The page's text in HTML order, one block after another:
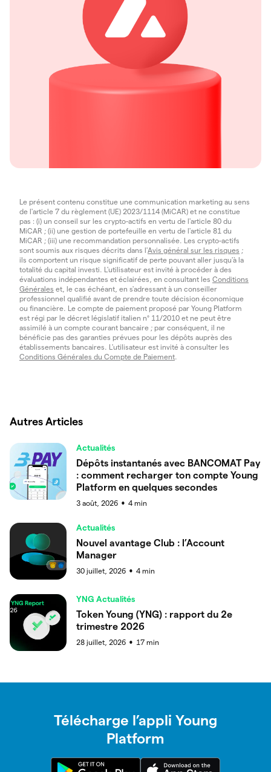
Le présent contenu constitue une communication marketing au sens
de l'article 7 du règlement (UE) 2023/1114 (MiCAR) et ne constitue
pas : (i) un conseil sur les crypto-actifs en vertu de l'article 80 du
MiCAR ; (ii) une gestion de portefeuille en vertu de l'article 81 du
MiCAR ; (iii) une recommandation personnalisée. Les crypto-actifs
sont soumis aux risques décrits dans l'Avis général sur les risques ;
ils comportent un risque significatif de perte pouvant aller jusqu'à la
totalité du capital investi. L'utilisateur est invité à procéder à des
évaluations indépendantes et éclairées, en consultant les Conditions
Générales et, le cas échéant, en s'adressant à un conseiller
professionnel qualifié avant de prendre toute décision économique
ou financière. Le compte de paiement proposé par Young Platform
est régi par le décret législatif italien n° 11/2010 et ne peut être
assimilé à un compte courant bancaire ; par conséquent, il ne
bénéficie pas des garanties prévues pour les dépôts auprès des
établissements bancaires. L'utilisateur est invité à consulter les
Conditions Générales du Compte de Paiement.
Autres Articles
Actualités
Dépôts instantanés avec BANCOMAT Pay
: comment recharger ton compte Young
Platform en quelques secondes
3 août, 2026 ● 4 min
Actualités
Nouvel avantage Club : l’Account
Manager
30 juillet, 2026 ● 4 min
YNG Actualités
Token Young (YNG) : rapport du 2e
trimestre 2026
28 juillet, 2026 ● 17 min
Télécharge l’appli Young
Platform